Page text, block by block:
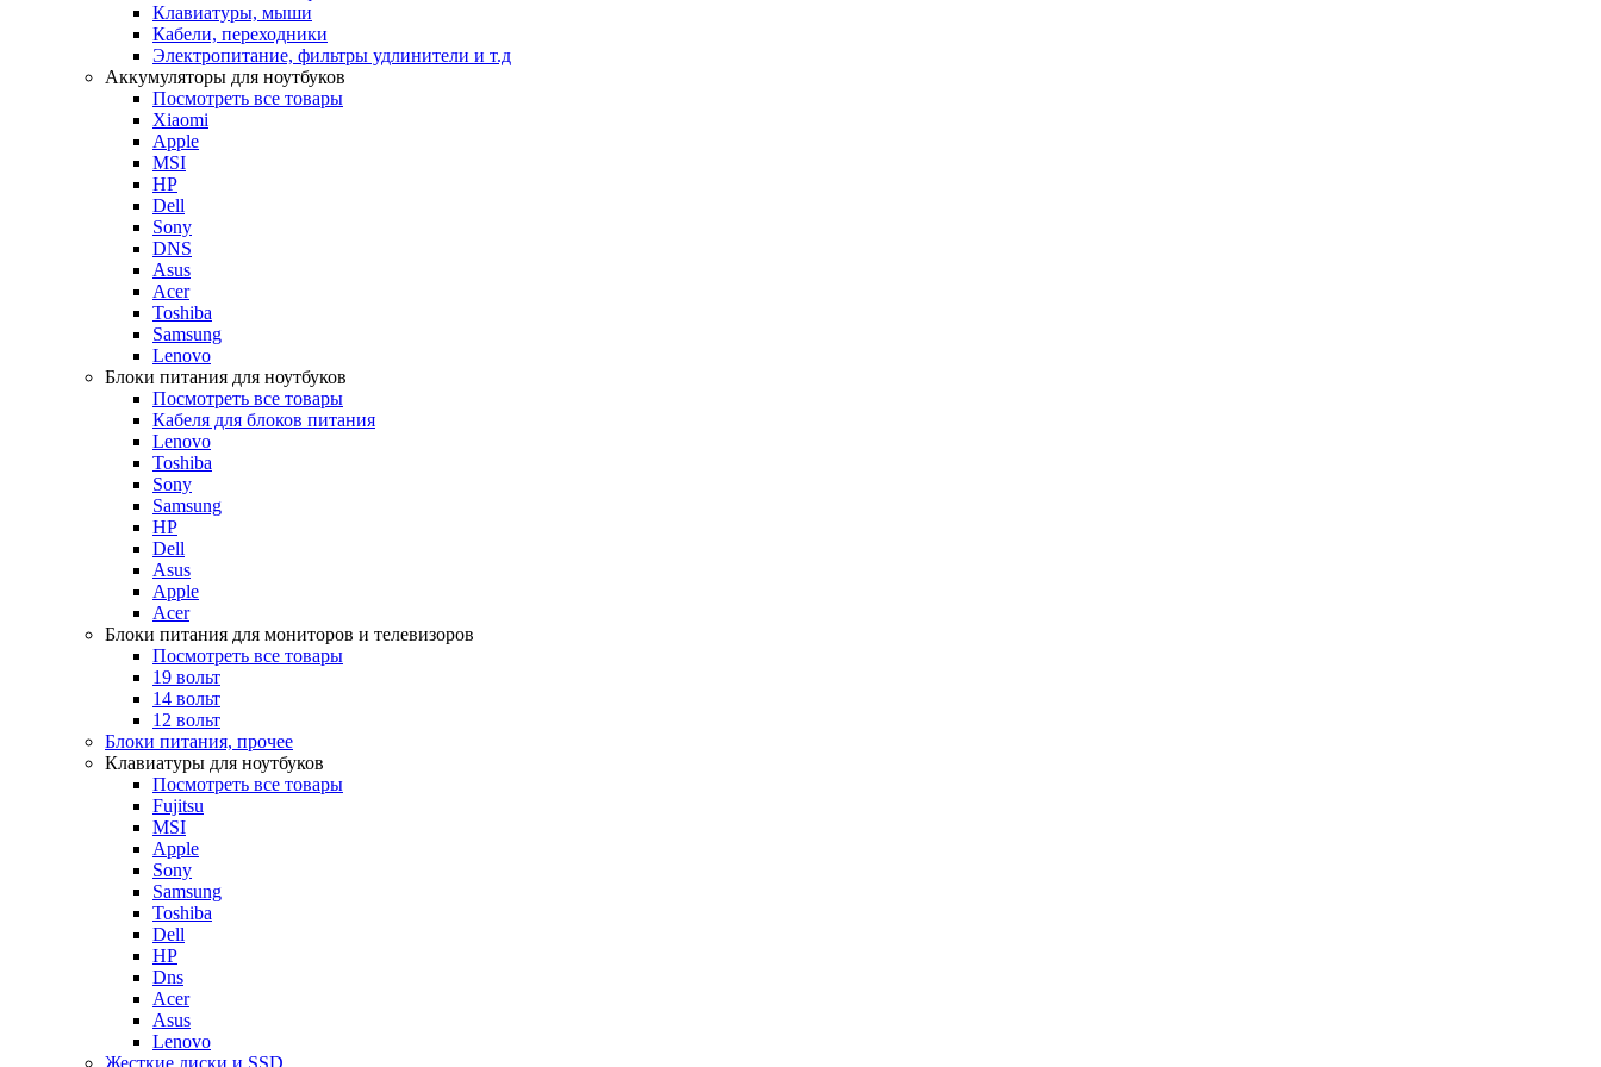
Клавиатуры, мыши
Кабели, переходники
Электропитание, фильтры удлинители и т.д
Аккумуляторы для ноутбуков
Посмотреть все товары
Xiaomi
Apple
MSI
HP
Dell
Sony
DNS
Asus
Acer
Toshiba
Samsung
Lenovo
Блоки питания для ноутбуков
Посмотреть все товары
Кабеля для блоков питания
Lenovo
Toshiba
Sony
Samsung
HP
Dell
Asus
Apple
Acer
Блоки питания для мониторов и телевизоров
Посмотреть все товары
19 вольт
14 вольт
12 вольт
Блоки питания, прочее
Клавиатуры для ноутбуков
Посмотреть все товары
Fujitsu
MSI
Apple
Sony
Samsung
Toshiba
Dell
HP
Dns
Acer
Asus
Lenovo
Жесткие диски и SSD